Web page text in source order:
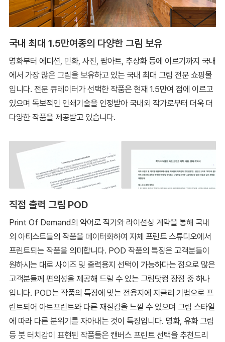
국내 최대 1.5만여종의 다양한 그림 보유
명화부터 에디션, 민화, 사진, 팝아트, 추상화 등에 이르기까지 국내
에서 가장 많은 그림을 보유하고 있는 국내 최대 그림 전문 쇼핑몰
입니다. 전문 큐레이터가 선택한 작품은 현재 1.5만여 점에 이르고
있으며 독보적인 인쇄기술을 인정받아 국내외 작가로부터 더욱 더
다양한 작품을 제공받고 있습니다.
직접 출력 그림 POD
Print Of Demand의 약어로 작가와 라이선싱 계약을 통해 국내
외 아티스트들의 작품을 데이터화하여 자체 프린트 스튜디오에서
프린트되는 작품을 의미합니다. POD 작품의 특징은 고객분들이
원하시는 대로 사이즈 및 출력용지 선택이 가능하다는 점으로 많은
고객분들께 편의성을 제공해 드릴 수 있는 그림닷컴 장점 중 하나
입니다. POD는 작품의 특징에 맞는 전용지에 지클리 기법으로 프
린트되어 아트프린트와 다른 재질감을 느낄 수 있으며 그림 스타일
에 따라 다른 분위기를 자아내는 것이 특징입니다. 명화, 유화 그림
등 붓 터치감이 표현된 작품들은 캔버스 프린트 선택을 추천드리